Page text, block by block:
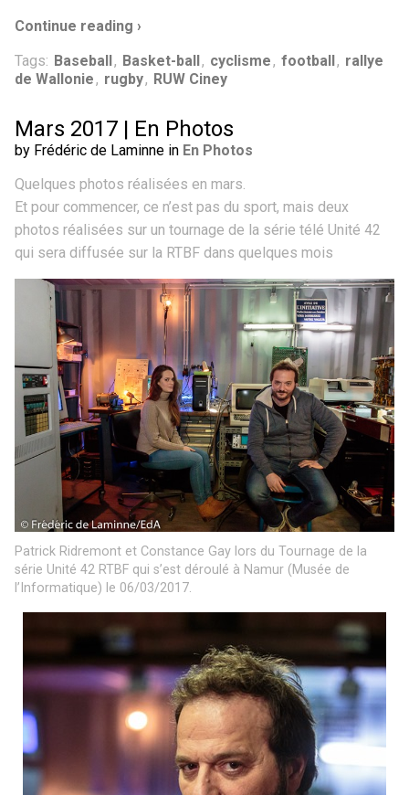
Continue reading ›
Tags: Baseball, Basket-ball, cyclisme, football, rallye
de Wallonie, rugby, RUW Ciney
Mars 2017 | En Photos
by Frédéric de Laminne in En Photos
Quelques photos réalisées en mars.
Et pour commencer, ce n’est pas du sport, mais deux
photos réalisées sur un tournage de la série télé Unité 42
qui sera diffusée sur la RTBF dans quelques mois
Patrick Ridremont et Constance Gay lors du Tournage de la
série Unité 42 RTBF qui s’est déroulé à Namur (Musée de
l’Informatique) le 06/03/2017.